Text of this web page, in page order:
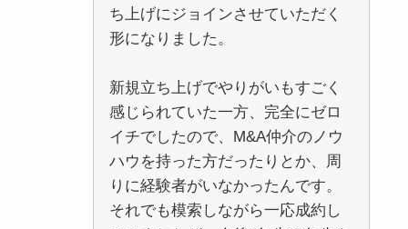
ち上げにジョインさせていただく
形になりました。
新規立ち上げでやりがいもすごく
感じられていた一方、完全にゼロ
イチでしたので、M&A仲介のノウ
ハウを持った方だったりとか、周
りに経験者がいなかったんです。
それでも模索しながら一応成約し